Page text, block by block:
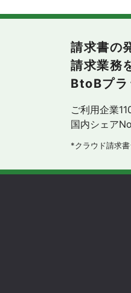
請求書の
請求業務
BtoBプラ
ご利用企業
国内シェア
*クラウド請求